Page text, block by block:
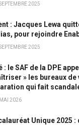
2025
: Jacques Lewa
pour rejoindre
2025
: le SAF de la DPE
» les bureaux
qui fait
2026
Unique 2025